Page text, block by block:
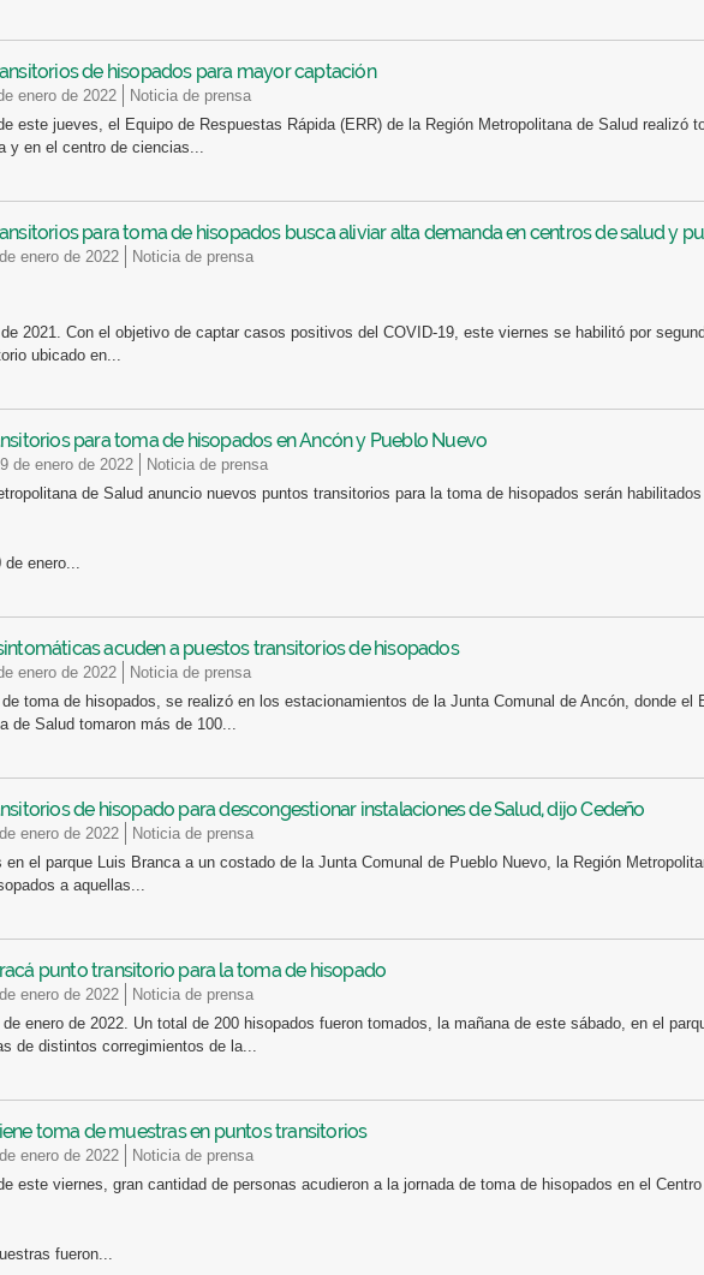
de hisopados para mayor captación
enero de 2022
Noticia de prensa
de este jueves, el Equipo de Respuestas Rápida (ERR) de la Región Metropolitana de Salud realizó
y en el centro de ciencias...
para toma de hisopados busca aliviar alta demanda en centros de salud y
enero de 2022 Noticia de prensa
2021. Con el objetivo de captar casos positivos del COVID-19, este viernes se habilitó por
ubicado en...
para toma de hisopados en Ancón y Pueblo Nuevo
de enero de 2022
Noticia de prensa
de Salud anuncio nuevos puntos transitorios para la toma de hisopados serán
enero...
acuden a puestos transitorios de hisopados
enero de 2022
Noticia de prensa
de toma de hisopados, se realizó en los estacionamientos de la Junta Comunal de Ancón, donde el
de Salud tomaron más de 100...
de hisopado para descongestionar instalaciones de Salud, dijo Cedeño
enero de 2022
Noticia de prensa
en el parque Luis Branca a un costado de la Junta Comunal de Pueblo Nuevo, la Región
a aquellas...
punto transitorio para la toma de hisopado
enero de 2022
Noticia de prensa
de enero de 2022. Un total de 200 hisopados fueron tomados, la mañana de este sábado, en el
de distintos corregimientos de la...
toma de muestras en puntos transitorios
enero de 2022
Noticia de prensa
de este viernes, gran cantidad de personas acudieron a la jornada de toma de hisopados en el
fueron...